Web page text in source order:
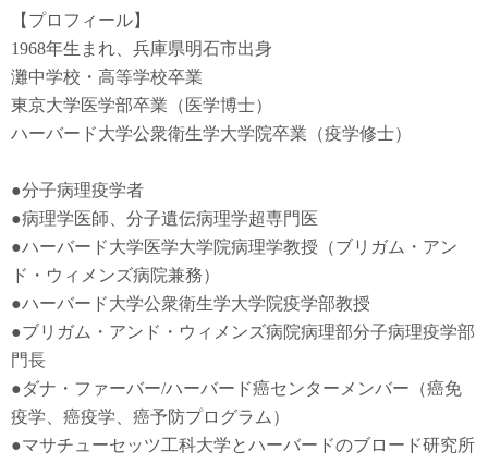
【プロフィール】
1968年生まれ、兵庫県明石市出身
灘中学校・高等学校卒業
東京大学医学部卒業（医学博士）
ハーバード大学公衆衛生学大学院卒業（疫学修士）
●分子病理疫学者
●病理学医師、分子遺伝病理学超専門医
●ハーバード大学医学大学院病理学教授（ブリガム・アン
ド・ウィメンズ病院兼務）
●ハーバード大学公衆衛生学大学院疫学部教授
●ブリガム・アンド・ウィメンズ病院病理部分子病理疫学部
門長
●ダナ・ファーバー/ハーバード癌センターメンバー（癌免
疫学
癌疫学 、癌予防プログラム）
●マサチューセッツ工科大学とハーバードのブロード研究所